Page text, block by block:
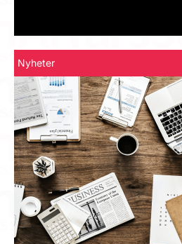
Nyheter